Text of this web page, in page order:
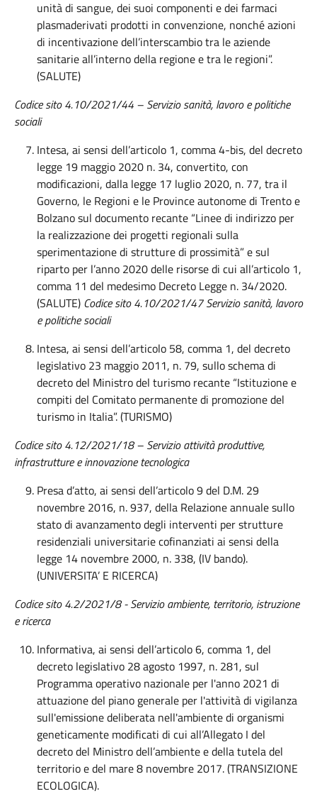
unità di sangue, dei suoi componenti e dei farmaci
plasmaderivati prodotti in convenzione, nonché azioni
di incentivazione dell’interscambio tra le aziende
sanitarie all’interno della regione e tra le regioni”.
(SALUTE)
Codice sito 4.10/2021/44 – Servizio sanità, lavoro e politiche
sociali
Intesa, ai sensi dell’articolo 1, comma 4-bis, del decreto
legge 19 maggio 2020 n. 34, convertito, con
modificazioni, dalla legge 17 luglio 2020, n. 77, tra il
Governo, le Regioni e le Province autonome di Trento e
Bolzano sul documento recante “Linee di indirizzo per
la realizzazione dei progetti regionali sulla
sperimentazione di strutture di prossimità” e sul
riparto per l’anno 2020 delle risorse di cui all’articolo 1,
comma 11 del medesimo Decreto Legge n. 34/2020.
(SALUTE) Codice sito 4.10/2021/47 Servizio sanità, lavoro
e politiche sociali
Intesa, ai sensi dell’articolo 58, comma 1, del decreto
legislativo 23 maggio 2011, n. 79, sullo schema di
decreto del Ministro del turismo recante “Istituzione e
compiti del Comitato permanente di promozione del
turismo in Italia”. (TURISMO)
Codice sito 4.12/2021/18 – Servizio attività produttive,
infrastrutture e innovazione tecnologica
Presa d’atto, ai sensi dell’articolo 9 del D.M. 29
novembre 2016, n. 937, della Relazione annuale sullo
stato di avanzamento degli interventi per strutture
residenziali universitarie cofinanziati ai sensi della
legge 14 novembre 2000, n. 338, (IV bando).
(UNIVERSITA’ E RICERCA)
Codice sito 4.2/2021/8 - Servizio ambiente, territorio, istruzione
e ricerca
Informativa, ai sensi dell’articolo 6, comma 1, del
decreto legislativo 28 agosto 1997, n. 281, sul
Programma operativo nazionale per l'anno 2021 di
attuazione del piano generale per l'attività di vigilanza
sull'emissione deliberata nell'ambiente di organismi
geneticamente modificati di cui all’Allegato I del
decreto del Ministro dell’ambiente e della tutela del
territorio e del mare 8 novembre 2017. (TRANSIZIONE
ECOLOGICA).